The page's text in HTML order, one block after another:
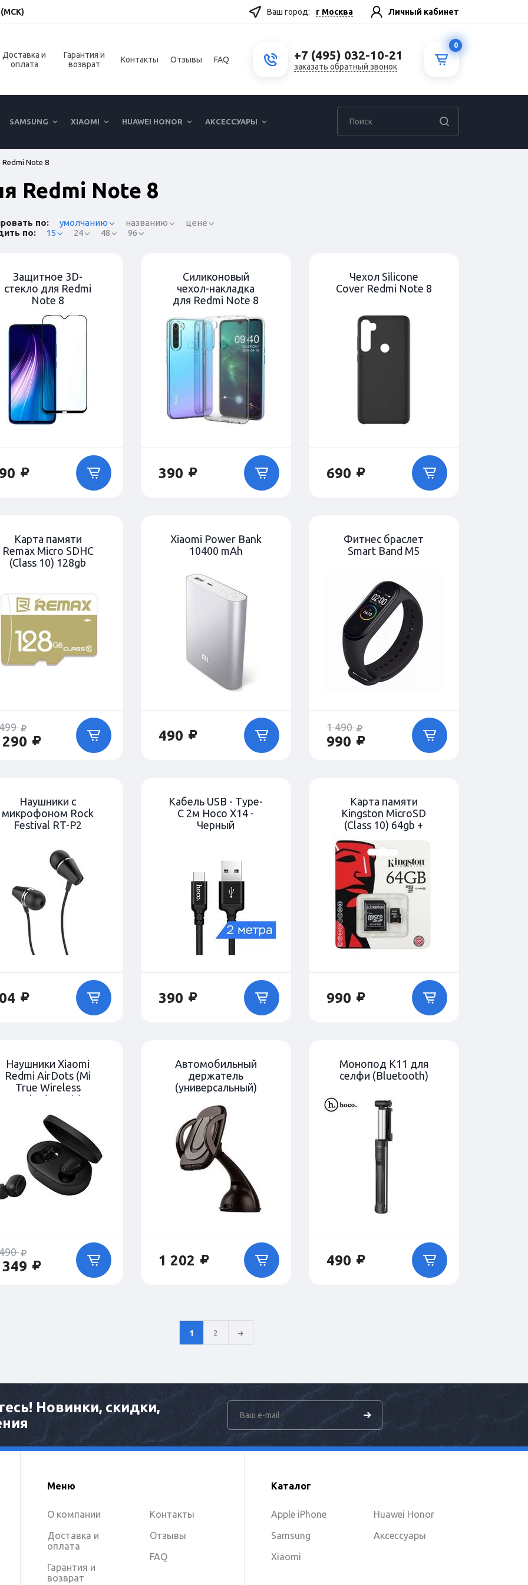
(МСК) Ваш город: г Москва Личный кабинет
Доставка и
оплата
Гарантия и
возврат
Контакты Отзывы FAQ +7 (495) 032-10-21
заказать обратный звонок
0
SAMSUNG XIAOMI HUAWEI HONOR АКСЕССУАРЫ
Note 8
Redmi Note 8
по: умолчанию названию
цене
по:
15 24 48 96
Защитное 3D-
стекло для Redmi
Note 8
Силиконовый
чехол-накладка
для Redmi Note 8
390
Чехол Silicone
Cover Redmi Note 8
690
Карта памяти
Remax Micro SDHC
(Class 10) 128gb
Xiaomi Power Bank
10400 mAh
490
Фитнес браслет
Smart Band M5
1 490
990
Наушники с
микрофоном Rock
Festival RT-P2
Кабель USB - Type-
C 2м Hoco X14 -
Черный
390
Карта памяти
Kingston MicroSD
(Class 10) 64gb +
990
Наушники Xiaomi
Redmi AirDots (Mi
True Wireless
Earbuds Basic)
Автомобильный
держатель
(универсальный)
1 202
Монопод K11 для
селфи (Bluetooth)
490
1 2
Новинки, скидки,
Меню
О компании
Доставка и
оплата
Гарантия и
возврат
Контакты
Отзывы
FAQ
Каталог
Apple iPhone
Samsung
Xiaomi
Huawei Honor
Аксессуары